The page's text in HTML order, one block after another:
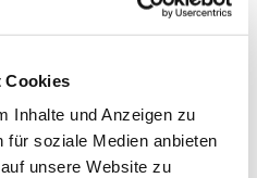
Cookies
Inhalte und Anzeigen zu
für soziale Medien anbieten
unsere Website zu